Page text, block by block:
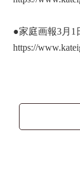
●家庭画報3月1
https://